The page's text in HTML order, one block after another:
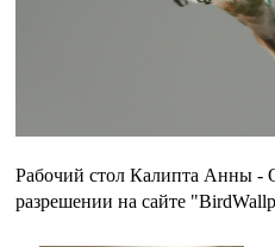
Рабочий стол Калипта Анны -
разрешении на сайте